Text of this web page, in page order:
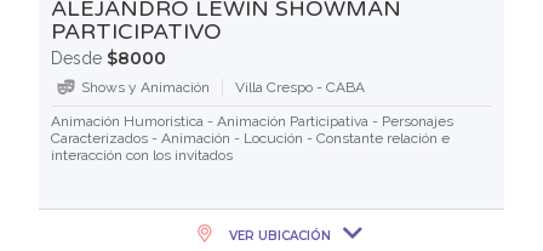
ALEJANDRO LEWIN SHOWMAN
PARTICIPATIVO
Desde $8000
Shows y Animación
Villa Crespo - CABA
Animación Humoristica - Animación Participativa - Personajes
Caracterizados - Animación - Locución - Constante relación e
interacción con los invitados
VER UBICACIÓN